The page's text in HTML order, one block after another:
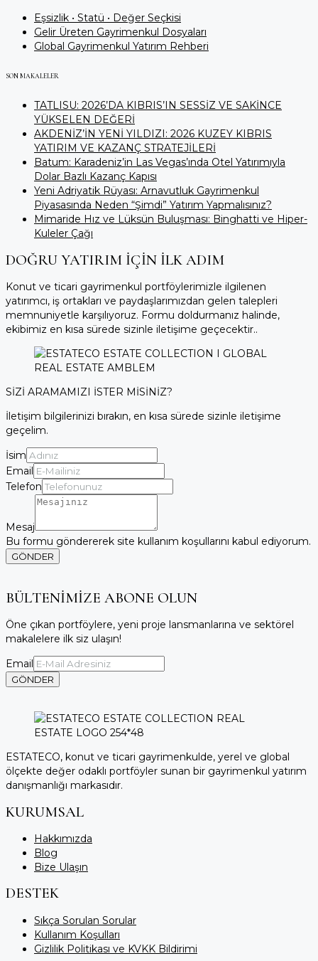
Eşsizlik • Statü • Değer Seçkisi
Gelir Üreten Gayrimenkul Dosyaları
Global Gayrimenkul Yatırım Rehberi
SON MAKALELER
TATLISU: 2026’DA KIBRIS’IN SESSİZ VE SAKİNCE
YÜKSELEN DEĞERİ
AKDENİZ’İN YENİ YILDIZI: 2026 KUZEY KIBRIS
YATIRIM VE KAZANÇ STRATEJİLERİ
Batum: Karadeniz’in Las Vegas’ında Otel Yatırımıyla
Dolar Bazlı Kazanç Kapısı
Yeni Adriyatik Rüyası: Arnavutluk Gayrimenkul
Piyasasında Neden “Şimdi” Yatırım Yapmalısınız?
Mimaride Hız ve Lüksün Buluşması: Binghatti ve Hiper-
Kuleler Çağı
DOĞRU YATIRIM İÇİN İLK ADIM
Konut ve ticari gayrimenkul portföylerimizle ilgilenen
yatırımcı, iş ortakları ve paydaşlarımızdan gelen talepleri
memnuniyetle karşılıyoruz. Formu doldurmanız halinde,
ekibimiz en kısa sürede sizinle iletişime geçecektir..
SİZİ ARAMAMIZI İSTER MİSİNİZ?
İletişim bilgilerinizi bırakın, en kısa sürede sizinle iletişime
geçelim.
İsim
Email
Telefon
Mesaj
Bu formu göndererek site kullanım koşullarını kabul ediyorum.
GÖNDER
BÜLTENİMİZE ABONE OLUN
Öne çıkan portföylere, yeni proje lansmanlarına ve sektörel
makalelere ilk siz ulaşın!
Email
GÖNDER
ESTATECO, konut ve ticari gayrimenkulde, yerel ve global
ölçekte değer odaklı portföyler sunan bir gayrimenkul yatırım
danışmanlığı markasıdır.
KURUMSAL
Hakkımızda
Blog
Bize Ulaşın
DESTEK
Sıkça Sorulan Sorular
Kullanım Koşulları
Gizlilik Politikası ve KVKK Bildirimi